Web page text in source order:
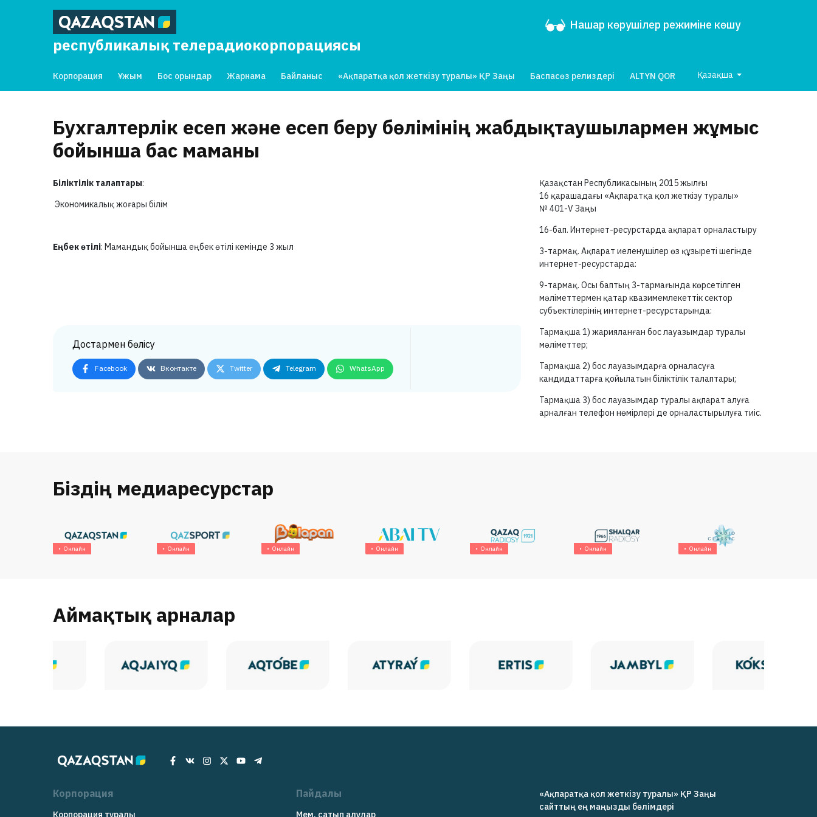
республикалық телерадиокорпорациясы
Нашар көрушілер режиміне көшу
Корпорация Ұжым Бос орындар Жарнама Байланыс «Ақпаратқа қол жеткізу туралы» ҚР Заңы Баспасөз релиздері ALTYN QOR Қазақша
Бухгалтерлік есеп және есеп беру бөлімінің жабдықтаушылармен жұмыс
бойынша бас маманы
Біліктілік талаптары:
Экономикалық жоғары білім
Еңбек өтілі: Мамандық бойынша еңбек өтілі кемінде 3 жыл
Достармен бөлісу
Facebook Вконтакте Twitter Telegram WhatsApp
Қазақстан Республикасының 2015 жылғы
16 қарашадағы «Ақпаратқа қол жеткізу туралы»
№ 401-V Заңы
16-бап. Интернет-ресурстарда ақпарат орналастыру
3-тармақ. Ақпарат иеленушілер өз құзыреті шегінде
интернет-ресурстарда:
9-тармақ. Осы баптың 3-тармағындакөрсетілген
мәліметтермен қатар квазимемлекеттік сектор
субъектілерінің интернет-ресурстарында:
Тармақша 1) жарияланған бос лауазымдар туралы
мәліметтер;
Тармақша 2) бос лауазымдарға орналасуға
кандидаттарға қойылатын біліктілік талаптары;
Тармақша 3) бос лауазымдар туралы ақпарат алуға
арналған телефон нөмірлері де орналастырылуға тиіс.
Біздің медиаресурстар
Онлайн Онлайн Онлайн Онлайн Онлайн Онлайн Онлайн
Аймақтық арналар
Корпорация
Корпорация туралы
Пайдалы
Мем. сатып алулар
«Ақпаратқа қол жеткізу туралы» ҚР Заңы
cайттың ең маңызды бөлімдері